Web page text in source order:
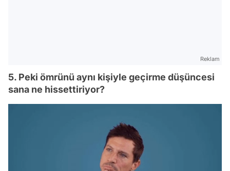
Reklam
5. Peki ömrünü aynı kişiyle geçirme düşüncesi
sana ne hissettiriyor?